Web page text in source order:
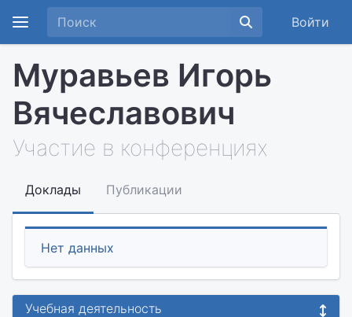
Войти
Муравьев Игорь
Вячеславович
Участие в конференциях
Доклады Публикации
Нет данных
Учебная деятельность